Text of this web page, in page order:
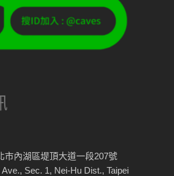
市內湖區堤頂大道一段207號
Sec. 1, Nei-Hu Dist., Taipei